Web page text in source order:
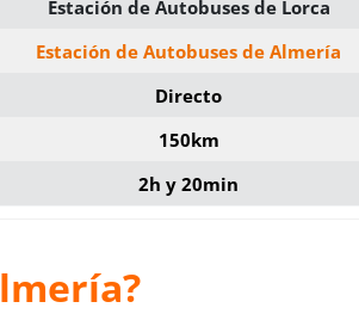
Estación de Autobuses de Lorca
Estación de Autobuses de Almería
Directo
150km
2h y 20min